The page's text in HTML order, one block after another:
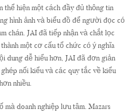
thể hiện một cách đầy đủ thông tin
hình ảnh và biểu đồ để người đọc có
chán. JAI đã tiếp nhận và chắt lọc
một cơ cấu tổ chức có ý nghĩa
dung dễ hiểu hơn, JAI đã đơn giản
nối kiểu và các quy tắc về kiểu
nhiều.
mà doanh nghiệp lưu tâm. Mazars